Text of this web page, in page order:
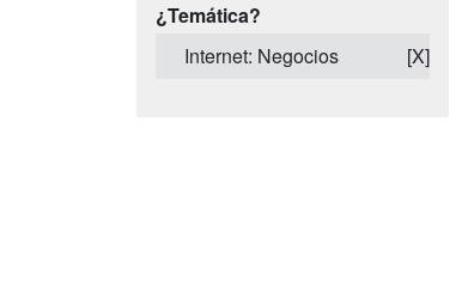
¿Temática?
Internet: Negocios
[X]